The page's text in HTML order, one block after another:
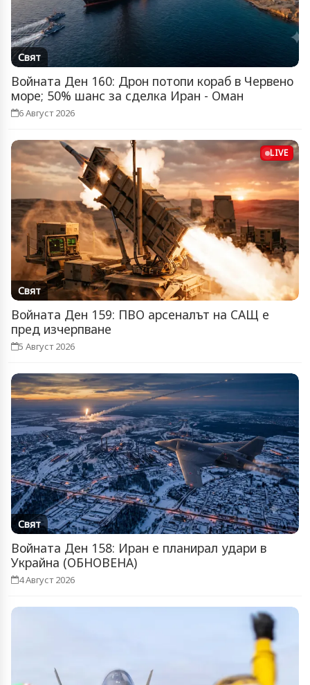
Свят
Войната Ден 160: Дрон потопи кораб в Червено
море; 50% шанс за сделка Иран - Оман
6 Август 2026
LIVE
Свят
Войната Ден 159: ПВО арсеналът на САЩ е
пред изчерпване
5 Август 2026
Свят
Войната Ден 158: Иран е планирал удари в
Украйна (ОБНОВЕНА)
4 Август 2026